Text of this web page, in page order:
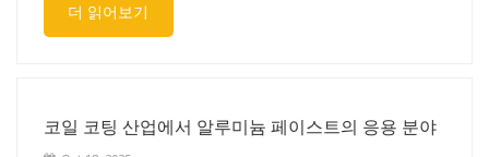
차 및 기타 차량의 금속 마감을 달성하기 위해 자동차 페인
과에 사용되는 잉크에 사용됩니다. 포장, 라벨, 그래픽과 같
더 읽어보기
코일 코팅 산업에서 알루미늄 페이스트의 응용 분야